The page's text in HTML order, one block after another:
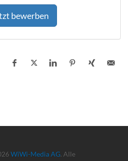
bewerben
WiWi-Media AG. Alle